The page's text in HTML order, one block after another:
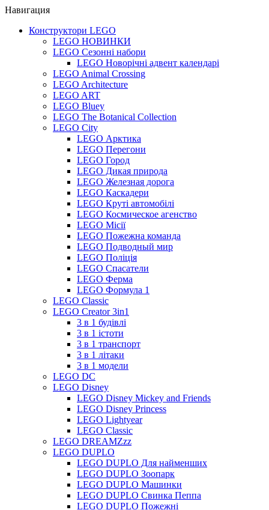
Навигация
Конструктори LEGO
LEGO НОВИНКИ
LEGO Сезонні набори
LEGO Новорічні адвент календарі
LEGO Animal Crossing
LEGO Architecture
LEGO ART
LEGO Bluey
LEGO The Botanical Collection
LEGO City
LEGO Арктика
LEGO Перегони
LEGO Город
LEGO Дикая природа
LEGO Железная дорога
LEGO Каскадери
LEGO Круті автомобілі
LEGO Космическое агенство
LEGO Місії
LEGO Пожежна команда
LEGO Подводный мир
LEGO Поліція
LEGO Спасатели
LEGO Ферма
LEGO Формула 1
LEGO Classic
LEGO Creator 3in1
3 в 1 будівлі
3 в 1 істоти
3 в 1 транспорт
3 в 1 літаки
3 в 1 модели
LEGO DC
LEGO Disney
LEGO Disney Mickey and Friends
LEGO Disney Princess
LEGO Lightyear
LEGO Classic
LEGO DREAMZzz
LEGO DUPLO
LEGO DUPLO Для найменших
LEGO DUPLO Зоопарк
LEGO DUPLO Машинки
LEGO DUPLO Свинка Пеппа
LEGO DUPLO Пожежні